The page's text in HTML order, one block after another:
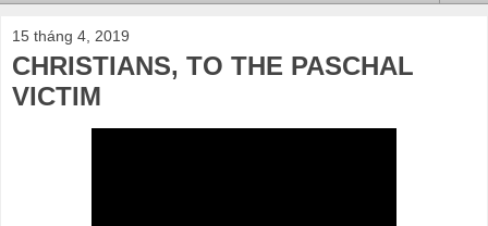
15 tháng 4, 2019
CHRISTIANS, TO THE PASCHAL
VICTIM